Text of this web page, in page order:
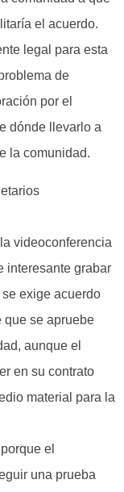
el acuerdo.
legal para esta
de
por el
dónde llevarlo a
la comunidad.
videoconferencia
interesante grabar
exige acuerdo
que se apruebe
aunque el
en su contrato
material para la
el
una prueba